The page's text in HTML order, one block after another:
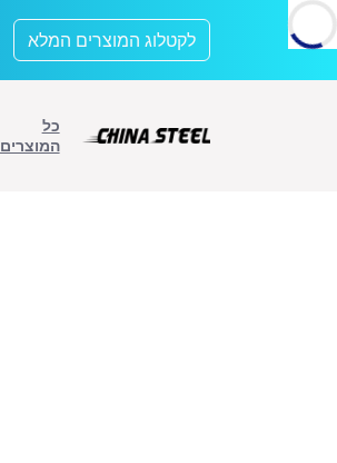
לקטלוג המוצרים המלא
כל
המוצרים